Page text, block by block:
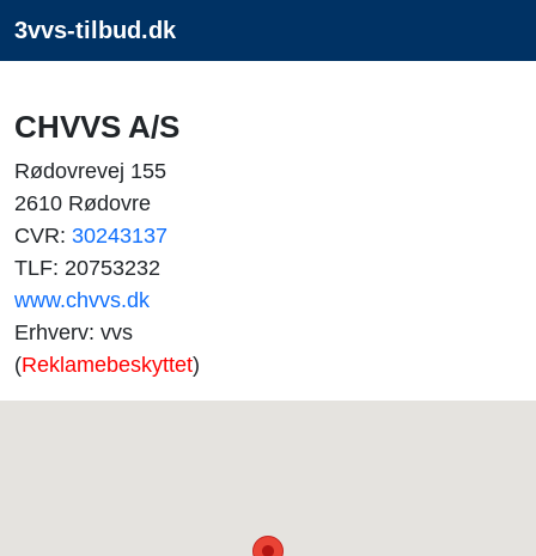
3vvs-tilbud.dk
CHVVS A/S
Rødovrevej 155
2610 Rødovre
CVR: 30243137
TLF: 20753232
www.chvvs.dk
Erhverv: vvs
(Reklamebeskyttet)